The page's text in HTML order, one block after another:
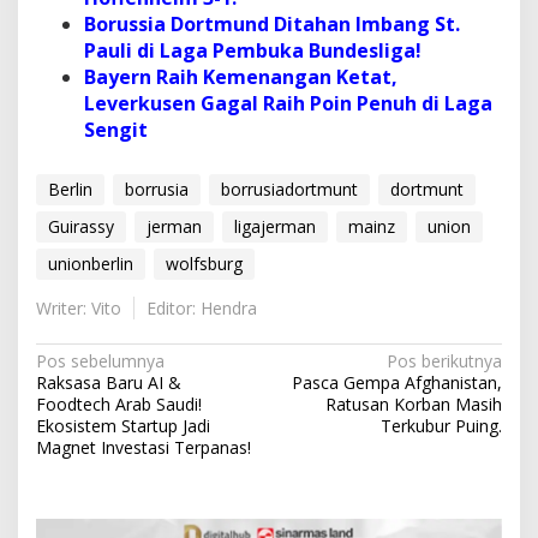
Borussia Dortmund Ditahan Imbang St.
Pauli di Laga Pembuka Bundesliga!
Bayern Raih Kemenangan Ketat,
Leverkusen Gagal Raih Poin Penuh di Laga
Sengit
Berlin borrusia borrusiadortmunt
dortmunt
Guirassy
jerman ligajerman mainz
union
unionberlin
wolfsburg
Writer: Vito
Editor: Hendra
N
a
v
Pos sebelumnya
Raksasa Baru AI &
Foodtech Arab Saudi!
Ekosistem Startup Jadi
Magnet Investasi Terpanas!
Pos berikutnya
Pasca Gempa Afghanistan,
Ratusan Korban Masih
Terkubur Puing.